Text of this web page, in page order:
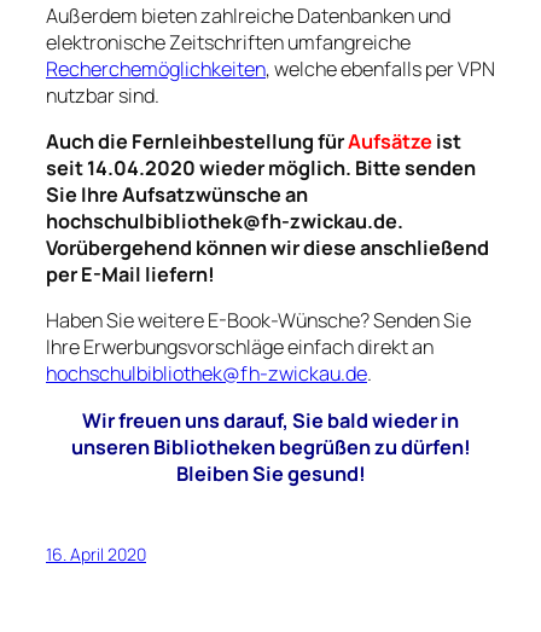
Außerdem bieten zahlreiche Datenbanken und
elektronische Zeitschriften umfangreiche
Recherchemöglichkeiten, welche ebenfalls per VPN
nutzbar sind.
Auch die Fernleihbestellung fürAufsätze ist
seit 14.04.2020 wieder möglich. Bitte senden
Sie Ihre Aufsatzwünsche an
hochschulbibliothek@fh-zwickau.de.
Vorübergehend können wir diese anschließend
per E-Mail liefern!
Haben Sie weitere E-Book-Wünsche? Senden Sie
Ihre Erwerbungsvorschläge einfach direkt an
hochschulbibliothek@fh-zwickau.de.
Wir freuenuns darauf, Sie bald wieder in
unseren Bibliotheken begrüßen zu dürfen!
Bleiben Sie gesund!
16. April 2020